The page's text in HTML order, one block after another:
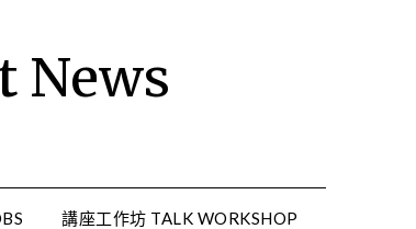
News
講座工作坊 TALK WORKSHOP